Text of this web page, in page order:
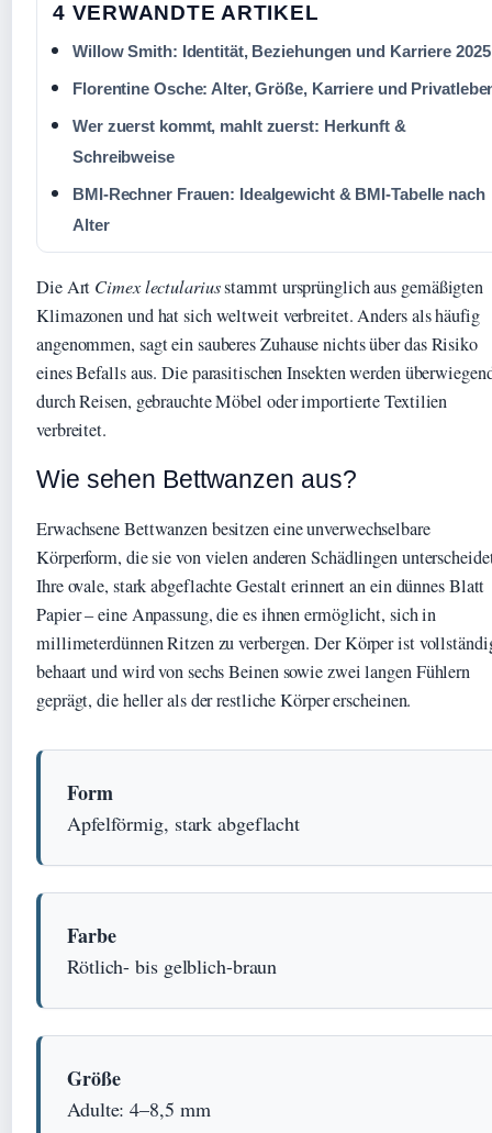
4 VERWANDTE ARTIKEL
Willow Smith: Identität, Beziehungen und Karriere 2025
Florentine Osche: Alter, Größe, Karriere und
Wer zuerst kommt, mahlt zuerst: Herkunft &
Schreibweise
BMI-Rechner Frauen: Idealgewicht & BMI-Tabelle nach
Alter
Die Art Cimex lectulariusstammt ursprünglich aus gemäßigten
Klimazonen und hat sich weltweit verbreitet. Anders als häufig
angenommen, sagt ein sauberes Zuhause nichts über das Risiko
eines Befalls aus. Die parasitischen Insekten werden
durch Reisen, gebrauchte Möbel oder importierte Textilien
verbreitet.
Wie sehen Bettwanzen aus?
Erwachsene Bettwanzen besitzen eine unverwechselbare
Körperform, die sie von vielen anderen Schädlingen
Ihre ovale, stark abgeflachte Gestalt erinnert an ein dünnes Blatt
Papier – eine Anpassung, die es ihnen ermöglicht, sich in
millimeterdünnen Ritzen zu verbergen. Der Körper ist
behaart und wird von sechs Beinen sowie zwei langen Fühlern
geprägt, die heller als der restliche Körper erscheinen.
Form
Apfelförmig, stark abgeflacht
Farbe
Rötlich- bis gelblich-braun
Größe
Adulte: 4–8,5 mm